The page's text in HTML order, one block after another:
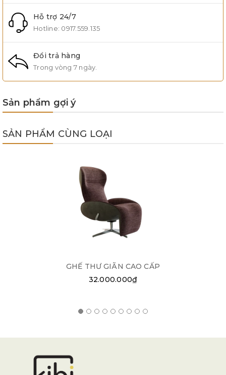
Hỗ trợ 24/7
Hotline: 0917.559.135
Đổi trả hàng
Trong vòng 7 ngày.
Sản phẩm gợi ý
SẢN PHẨM CÙNG LOẠI
GHẾ THƯ GIÃN CAO CẤP
32.000.000₫